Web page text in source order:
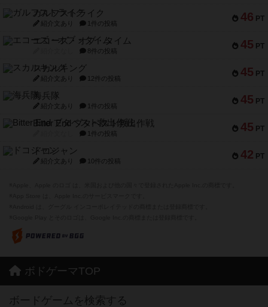
46 PT
ガルフストライク
紹介文あり 1件の投稿
45 PT
エコーズ・オブ・タイム
8件の投稿
45 PT
スカルキング
紹介文あり 12件の投稿
45 PT
海兵隊
紹介文あり 1件の投稿
45 PT
Bitter End ブタペスト救出作戦
1件の投稿
42 PT
ドコジャン
紹介文あり 10件の投稿
ボドゲーマTOP
ボードゲームを検索する